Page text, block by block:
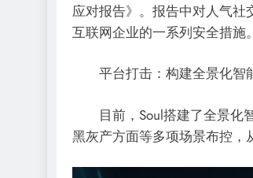
应对报告》。报告中对人气社
互联网企业的一系列安全措施。
平台打击：构建全景化智
目前，Soul搭建了全景化智
黑灰产方面等多项场景布控，